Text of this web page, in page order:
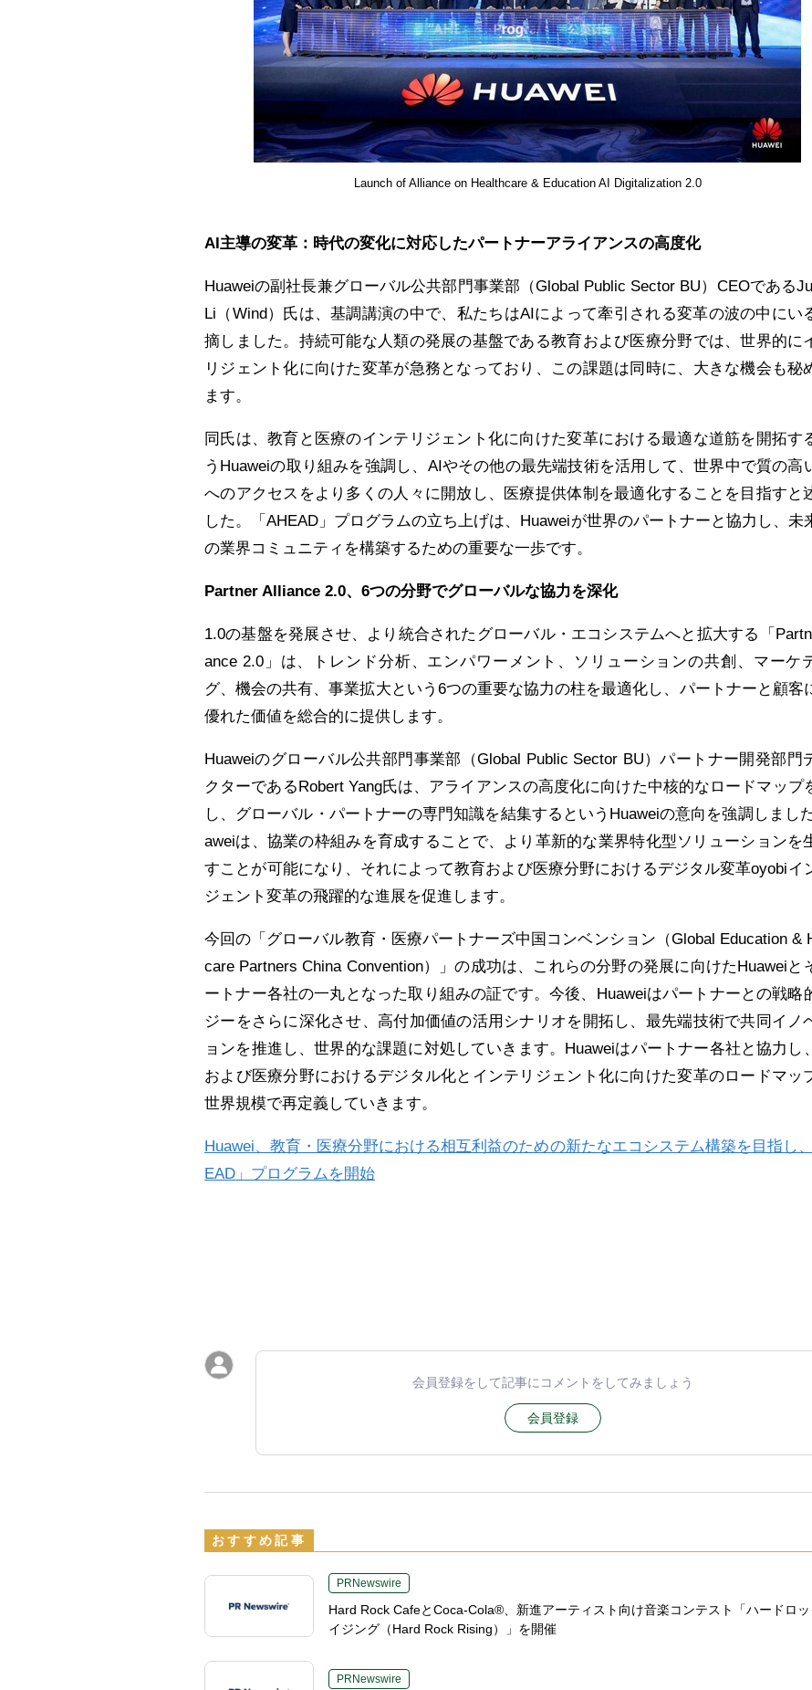
Launch of Alliance on Healthcare & Education AI Digitalization 2.0
AI主導の変革：時代の変化に対応したパートナーアライアンスの高度化
Huaweiの副社長兼グローバル公共部門事業部（Global Public Sector BU）CEOである
Li（Wind）氏は、基調講演の中で、私たちはAIによって牽引される変革の波の中にい
摘しました。持続可能な人類の発展の基盤である教育および医療分野では、世界的に
リジェント化に向けた変革が急務となっており、この課題は同時に、大きな機会も秘
ます。
同氏は、教育と医療のインテリジェント化に向けた変革における最適な道筋を開拓す
うHuaweiの取り組みを強調し、AIやその他の最先端技術を活用して、世界中で質の高
へのアクセスをより多くの人々に開放し、医療提供体制を最適化することを目指すと
した。「AHEAD」プログラムの立ち上げは、Huaweiが世界のパートナーと協力し、未
の業界コミュニティを構築するための重要な一歩です。
Partner Alliance 2.0、6つの分野でグローバルな協力を深化
1.0の基盤を発展させ、より統合されたグローバル・エコシステムへと拡大する「
ance 2.0」は、トレンド分析、エンパワーメント、ソリューションの共創、マーケ
グ、機会の共有、事業拡大という6つの重要な協力の柱を最適化し、パートナーと顧客
優れた価値を総合的に提供します。
Huaweiのグローバル公共部門事業部（Global Public Sector BU）パートナー開発部門
クターであるRobert Yang氏は、アライアンスの高度化に向けた中核的なロードマップ
し、グローバル・パートナーの専門知識を結集するというHuaweiの意向を強調しまし
aweiは、協業の枠組みを育成することで、より革新的な業界特化型ソリューションを
すことが可能になり、それによって教育および医療分野におけるデジタル変革oyobiイ
ジェント変革の飛躍的な進展を促進します。
今回の「グローバル教育・医療パートナーズ中国コンベンション（Global Education &
care Partners China Convention）」の成功は、これらの分野の発展に向けたHuaweiと
ートナー各社の一丸となった取り組みの証です。今後、Huaweiはパートナーとの戦略
ジーをさらに深化させ、高付加価値の活用シナリオを開拓し、最先端技術で共同イノ
ョンを推進し、世界的な課題に対処していきます。Huaweiはパートナー各社と協力し
および医療分野におけるデジタル化とインテリジェント化に向けた変革のロードマッ
世界規模で再定義していきます。
Huawei、教育・医療分野における相互利益のための新たなエコシステム構築を目指し
EAD」プログラムを開始
会員登録をして記事にコメントをしてみましょう
会員登録
おすすめ記事
PRNewswire
Hard Rock CafeとCoca-Cola®、新進アーティスト向け音楽コンテスト「ハードロッ
イジング（Hard Rock Rising）」を開催
PRNewswire